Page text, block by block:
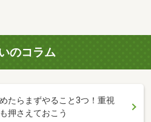
のコラム
たらまずやること3つ！重視
押さえておこう